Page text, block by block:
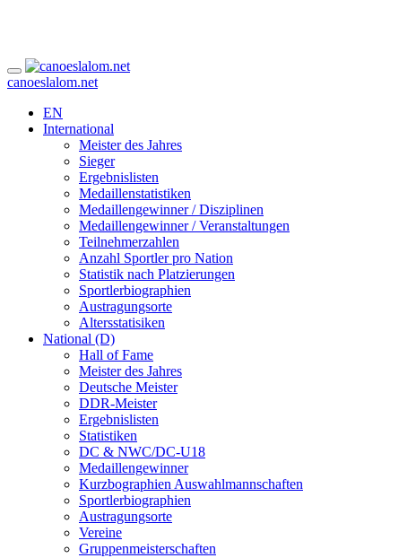
canoeslalom.net
EN
International
Meister des Jahres
Sieger
Ergebnislisten
Medaillenstatistiken
Medaillengewinner / Disziplinen
Medaillengewinner / Veranstaltungen
Teilnehmerzahlen
Anzahl Sportler pro Nation
Statistik nach Platzierungen
Sportlerbiographien
Austragungsorte
Altersstatisiken
National (D)
Hall of Fame
Meister des Jahres
Deutsche Meister
DDR-Meister
Ergebnislisten
Statistiken
DC & NWC/DC-U18
Medaillengewinner
Kurzbographien Auswahlmannschaften
Sportlerbiographien
Austragungsorte
Vereine
Gruppenmeisterschaften